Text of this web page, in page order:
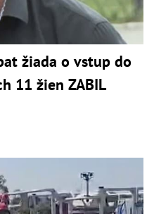
žiada o vstup do
11 žien ZABIL